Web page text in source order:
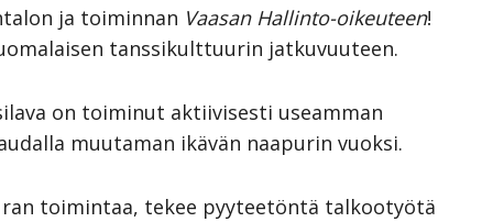
ja toiminnan Vaasan Hallinto-oikeuteen!
tanssikulttuurin jatkuvuuteen.
on toiminut aktiivisesti useamman
muutaman ikävän naapurin vuoksi.
toimintaa, tekee pyyteetöntä talkootyötä